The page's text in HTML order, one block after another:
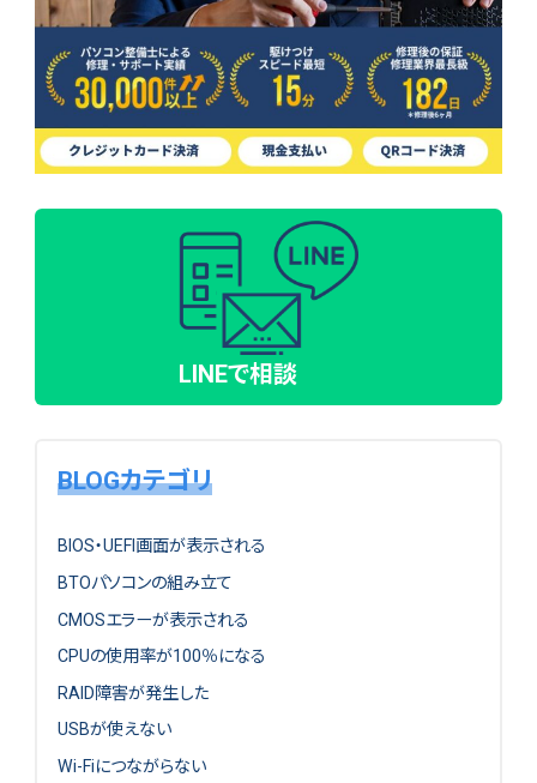
LINEで相談
BLOGカテゴリ
BIOS・UEFI画面が表示される
BTOパソコンの組み立て
CMOSエラーが表示される
CPUの使用率が100％になる
RAID障害が発生した
USBが使えない
Wi-Fiにつながらない